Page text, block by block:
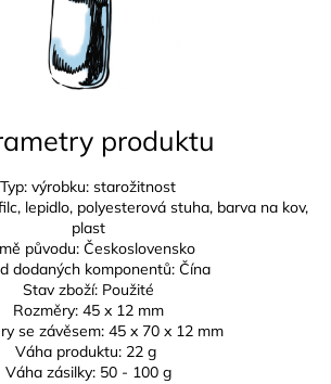
produktu
Typ: výrobku: starožitnost
lepidlo, polyesterová stuha, barva na kov,
plast
původu: Československo
dodaných komponentů: Čína
Stav zboží: Použité
Rozměry: 45 x 12 mm
se závěsem: 45 x 70 x 12 mm
Váha produktu: 22 g
Váha zásilky: 50 - 100 g